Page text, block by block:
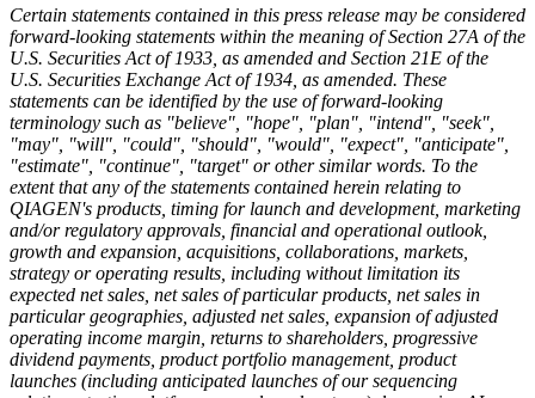
Certain statements contained in this press release may be considered
forward-looking statements within the meaning of Section 27A of the
U.S. Securities Act of 1933, as amended and Section 21E of the
U.S. Securities Exchange Act of 1934, as amended. These
statements can be identified by the use of forward-looking
terminology such as "believe", "hope", "plan", "intend", "seek",
"may", "will", "could", "should", "would", "expect", "anticipate",
"estimate", "continue", "target" or other similar words. To the
extent that any of the statements contained herein relating to
QIAGEN's products, timing for launch and development, marketing
and/or regulatory approvals, financial and operational outlook,
growth and expansion, acquisitions, collaborations, markets,
strategy or operating results, including without limitation its
expected net sales, net sales of particular products, net sales in
particular geographies, adjusted net sales, expansion of adjusted
operating income margin, returns to shareholders, progressive
dividend payments, product portfolio management, product
launches (including anticipated launches of our sequencing